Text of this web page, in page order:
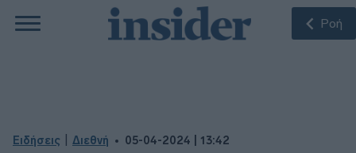
Ροή
Ειδήσεις Διεθνή 05-04-2024 | 13:42